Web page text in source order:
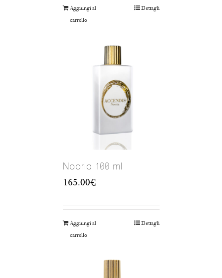
Aggiungi al
carrello
Dettagli
Nooria 100 ml
165.00€
Aggiungi al
carrello
Dettagli